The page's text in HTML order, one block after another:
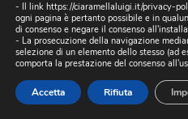
BETTINO CRAXI E VIA
LUSCIANO,26 FEBBRAIO 2026
IERI 25/02/2026 MIO COGNATO
DECEDUTO, E CON IL CUORE
26/02/2026 SONO STATO A
- Il link https://ciaramellaluigi.it/privacy-
ogni pagina è pertanto possibile e in
di consenso e negare il consenso
- La prosecuzione della navigazione
selezione di un elemento dello stesso (ad
comporta la prestazione del consenso
Accetta Rifiuta